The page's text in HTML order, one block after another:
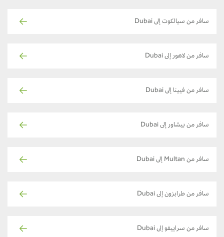
سافر من سيالكوت إلى Dubai
سافر من لاهور إلى Dubai
سافر من فيينا إلى Dubai
سافر من بيشاور إلى Dubai
سافر من Multan إلى Dubai
سافر من طرابزون إلى Dubai
سافر من سراييفو إلى Dubai